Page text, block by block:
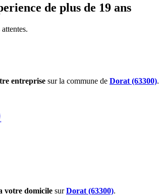
de plus de 19 ans
entreprise sur la commune de Dorat (63300).
votre domicile surDorat (63300).